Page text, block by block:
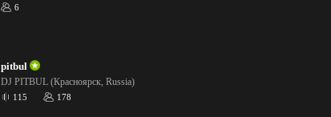
6
pitbul
DJ PITBUL (Красноярск, Russia)
115 178